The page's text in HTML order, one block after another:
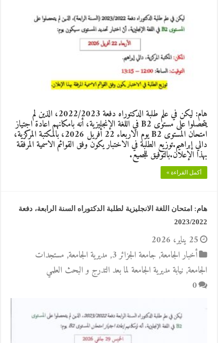
هام: ليكن في علم طلبة الدكتوراه دفعة 2022/2023، الذين لم
يتحصلوا على مستوى B2 في اللغة الإنجليزية، أنه بامكانهم اعادة اجتياز
امتحان المستوى B2 يوم الاربعاء 22 أفريل 2026، بالمكتبة المركزية،
دالي إبراهيم.توزيع الطلبة في الاختبار يكون وفق القوائم الاسمية المرفقة
بهذا الإعلان.بالتوفيق للجميع.
أكمل القراءة »
هام: امتحان اللغة الانجليزية لطلبة الدكتوراه السنة الرابعة، دفعة
2023/2022
25 يناير، 2026
أخبار الجامعة, جامعة الجزائر 3 , مديرية الجامعة, مستجدات
الجامعة, نيابة مديرية الجامعة لما بعد التدرج و البحث العلمي
0